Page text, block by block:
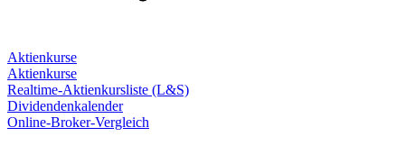
Aktienkurse
Aktienkurse
Realtime-Aktienkursliste (L&S)
Dividendenkalender
Online-Broker-Vergleich